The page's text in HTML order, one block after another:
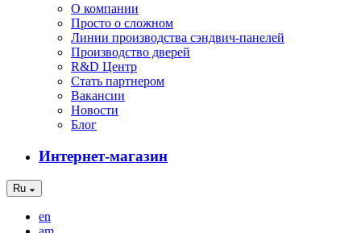
О компании
Просто о сложном
Линии производства сэндвич-панелей
Производство дверей
R&D Центр
Стать партнером
Вакансии
Новости
Блог
Интернет-магазин
Ru
en